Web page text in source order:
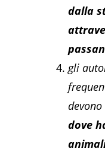
dalla
gli
devono
dove